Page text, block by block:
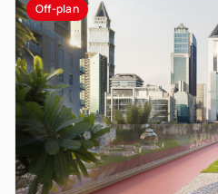
Off-plan